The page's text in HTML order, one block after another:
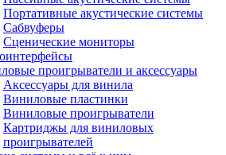
Портативные акустические системы
Сабвуферы
Сценические мониторы
проигрыватели и аксессуары
Аксессуары для винила
Виниловые пластинки
Виниловые проигрыватели
Картриджы для виниловых
проигрывателей